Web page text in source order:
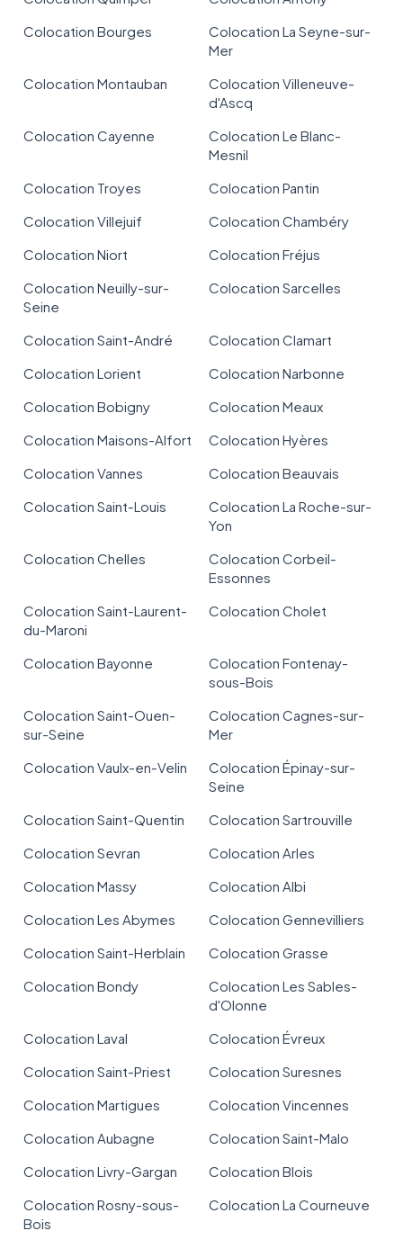
Colocation Bourges
Colocation La Seyne-sur-
Mer
Colocation Montauban
Colocation Villeneuve-
d'Ascq
Colocation Cayenne
Colocation Le Blanc-
Mesnil
Colocation Troyes
Colocation Pantin
Colocation Villejuif
Colocation Chambéry
Colocation Niort
Colocation Fréjus
Colocation Neuilly-sur-
Seine
Colocation Sarcelles
Colocation Saint-André
Colocation Clamart
Colocation Lorient
Colocation Narbonne
Colocation Bobigny
Colocation Meaux
Colocation Maisons-Alfort
Colocation Hyères
Colocation Vannes
Colocation Beauvais
Colocation Saint-Louis
Colocation La Roche-sur-
Yon
Colocation Chelles
Colocation Corbeil-
Essonnes
Colocation Saint-Laurent-
du-Maroni
Colocation Cholet
Colocation Bayonne
Colocation Fontenay-
sous-Bois
Colocation Saint-Ouen-
sur-Seine
Colocation Cagnes-sur-
Mer
Colocation Vaulx-en-Velin
Colocation Épinay-sur-
Seine
Colocation Saint-Quentin
Colocation Sartrouville
Colocation Sevran
Colocation Arles
Colocation Massy
Colocation Albi
Colocation Les Abymes
Colocation Gennevilliers
Colocation Saint-Herblain
Colocation Grasse
Colocation Bondy
Colocation Les Sables-
d'Olonne
Colocation Laval
Colocation Évreux
Colocation Saint-Priest
Colocation Suresnes
Colocation Martigues
Colocation Vincennes
Colocation Aubagne
Colocation Saint-Malo
Colocation Livry-Gargan
Colocation Blois
Colocation Rosny-sous-
Bois
Colocation La Courneuve